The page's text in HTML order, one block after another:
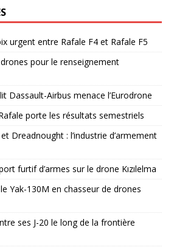
urgent entre Rafale F4 et Rafale F5
pour le renseignement
Dassault-Airbus menace l’Eurodrone
porte les résultats semestriels
Dreadnought : l’industrie d’armement
furtif d’armes sur le drone Kızılelma
Yak-130M en chasseur de drones
ses J-20 le long de la frontière